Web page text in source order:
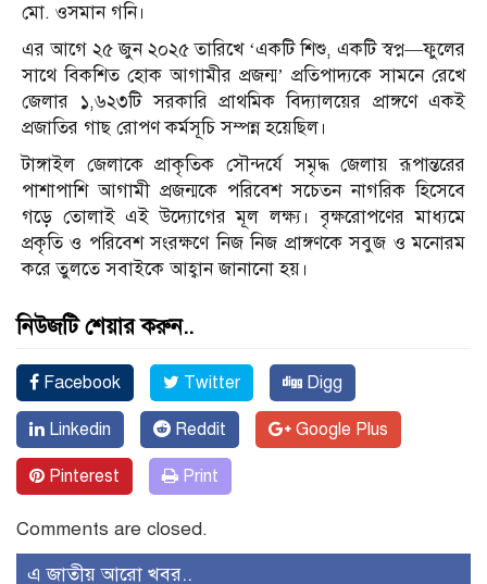
মো. ওসমান গনি।
এর আগে ২৫ জুন ২০২৫ তারিখে ‘একটি শিশু, একটি স্বপ্ন—ফুলের
সাথে বিকশিত হোক আগামীর প্রজন্ম’ প্রতিপাদ্যকে সামনে রেখে
জেলার ১,৬২৩টি সরকারি প্রাথমিক বিদ্যালয়ের প্রাঙ্গণে একই
প্রজাতির গাছ রোপণ কর্মসূচি সম্পন্ন হয়েছিল।
টাঙ্গাইল জেলাকে প্রাকৃতিক সৌন্দর্যে সমৃদ্ধ জেলায় রূপান্তরের
পাশাপাশি আগামী প্রজন্মকে পরিবেশ সচেতন নাগরিক হিসেবে
গড়ে তোলাই এই উদ্যোগের মূল লক্ষ্য। বৃক্ষরোপণের মাধ্যমে
প্রকৃতি ও পরিবেশ সংরক্ষণে নিজ নিজ প্রাঙ্গণকে সবুজ ও মনোরম
করে তুলতে সবাইকে আহ্বান জানানো হয়।
নিউজটি শেয়ার করুন..
Facebook Twitter Digg
Linkedin Reddit Google Plus
Pinterest Print
Comments are closed.
এ জাতীয় আরো খবর..